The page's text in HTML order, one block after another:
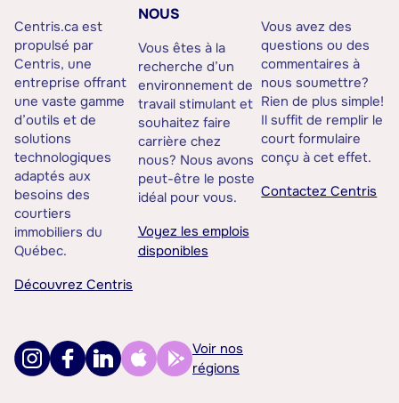
Centris.ca est
propulsé par
Centris, une
entreprise offrant
une vaste gamme
d’outils et de
solutions
technologiques
adaptés aux
besoins des
courtiers
immobiliers du
Québec.
Découvrez Centris
NOUS
Vous êtes à la
recherche d’un
environnement de
travail stimulant et
souhaitez faire
carrière chez
nous? Nous avons
peut-être le poste
idéal pour vous.
Voyez les emplois
disponibles
Vous avez des
questions ou des
commentaires à
nous soumettre?
Rien de plus simple!
Il suffit de remplir le
court formulaire
conçu à cet effet.
Contactez Centris
Voir nos
régions